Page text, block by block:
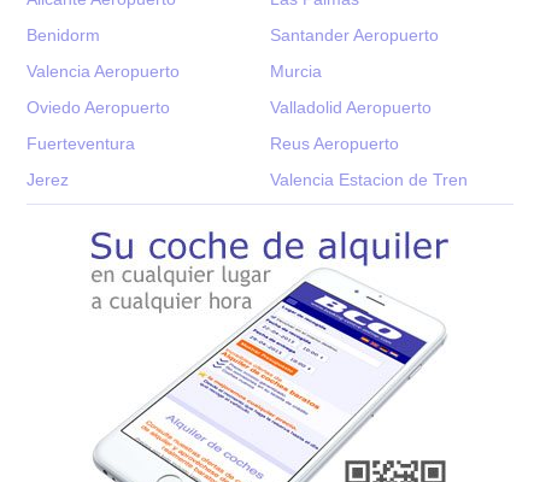
Benidorm
Santander Aeropuerto
Valencia Aeropuerto
Murcia
Oviedo Aeropuerto
Valladolid Aeropuerto
Fuerteventura
Reus Aeropuerto
Jerez
Valencia Estacion de Tren